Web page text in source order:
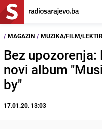
/ MAGAZIN / MUZIKA/FILM/
Bez
novi album
by"
17.01.20. 13:03